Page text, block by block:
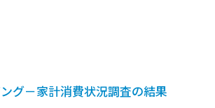
グ－家計消費状況調査の結果